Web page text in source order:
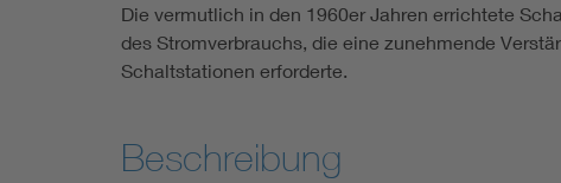
Die vermutlich in den 1960er Jahren errichtete
des Stromverbrauchs, die eine zunehmende
Schaltstationen erforderte.
Beschreibung